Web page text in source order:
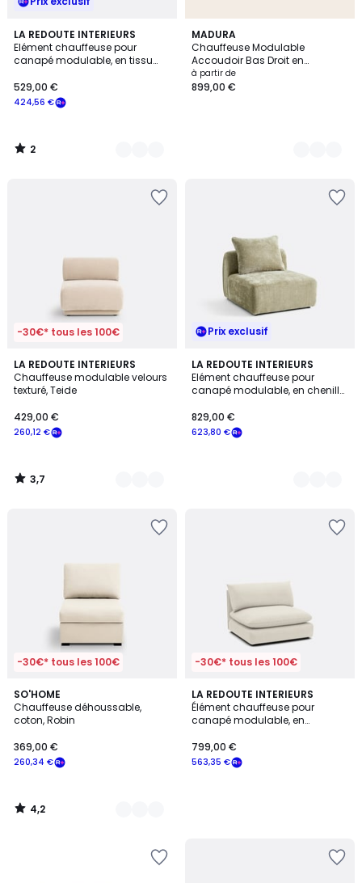
LA REDOUTE INTERIEURS
Elément chauffeuse pour
canapé modulable, en tissu
424,56 €
529,00 €
2
/
5
5
Couleurs
2
/
MADURA
Chauffeuse Modulable
Accoudoir Bas Droit en
bouclette ISILD
à partir de
899,00 €
2
Couleurs
-30€* tous les 100€
LA REDOUTE INTERIEURS
Chauffeuse modulable velours
texturé, Teide
260,12 €
429,00 €
3,7
/ 5
2
Couleurs
3,7
/
Prix exclusif
LA REDOUTE INTERIEURS
Elément chauffeuse pour
canapé modulable, en chenille
623,80 €
829,00 €
3
Couleurs
-30€* tous les 100€
SO'HOME
Chauffeuse déhoussable,
coton, Robin
260,34 €
369,00 €
4,2
/ 5
5
Couleurs
4,2
/
-30€* tous les 100€
LA REDOUTE INTERIEURS
Élément chauffeuse pour
canapé modulable, en
563,35 €
799,00 €